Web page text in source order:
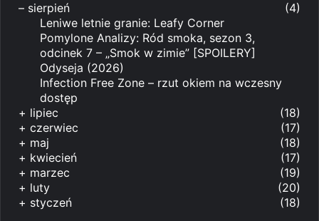
– sierpień
(4)
Leniwe letnie granie: Leafy Corner
Pomylone Analizy: Ród smoka, sezon 3,
odcinek 7 – „Smok w zimie” [SPOILERY]
Odyseja (2026)
Infection Free Zone – rzut okiem na wczesny
dostęp
+ lipiec
(18)
+ czerwiec
(17)
+ maj
(18)
+ kwiecień
(17)
+ marzec
(19)
+ luty
(20)
+ styczeń
(18)